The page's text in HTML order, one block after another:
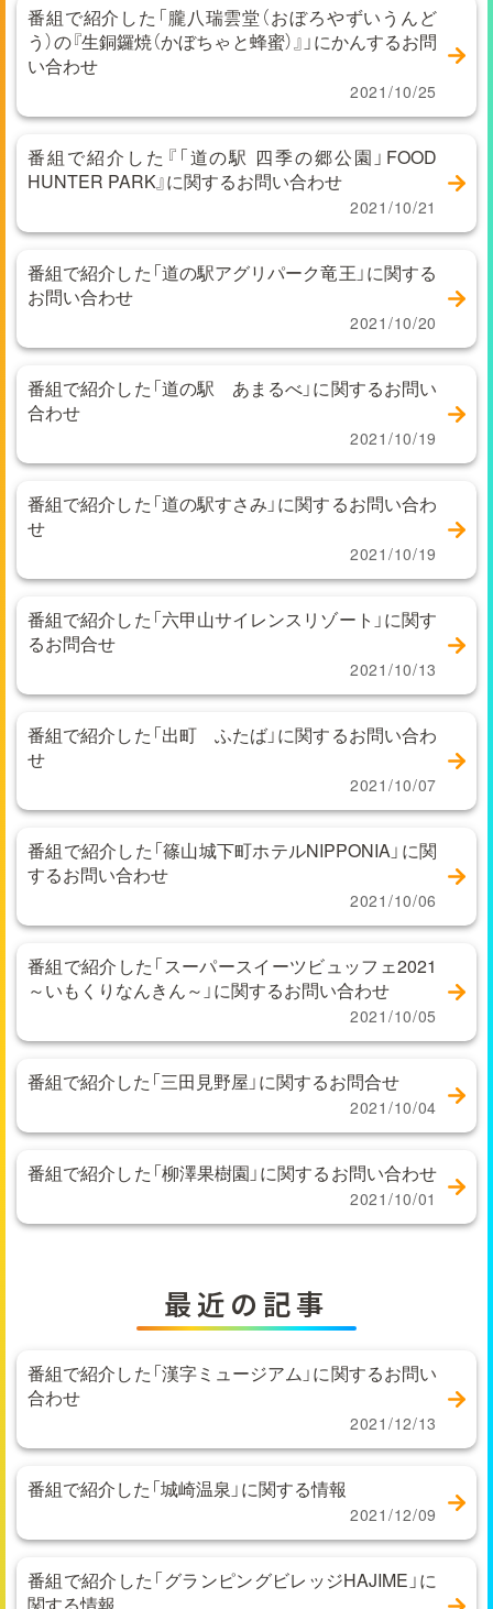
番組で紹介した「朧八瑞雲堂（おぼろやずいうんど
う）の『生銅鑼焼（かぼちゃと蜂蜜）』」にかんするお問
い合わせ
2021/10/25
番組で紹介した『「道の駅 四季の郷公園」FOOD
HUNTER PARK』に関するお問い合わせ
2021/10/21
番組で紹介した「道の駅アグリパーク竜王」に関する
お問い合わせ
2021/10/20
番組で紹介した「道の駅 あまるべ」に関するお問い
合わせ
2021/10/19
番組で紹介した「道の駅すさみ」に関するお問い合わ
せ
2021/10/19
番組で紹介した「六甲山サイレンスリゾート」に関す
るお問合せ
2021/10/13
番組で紹介した「出町 ふたば」に関するお問い合わ
せ
2021/10/07
番組で紹介した「篠山城下町ホテルNIPPONIA」に関
するお問い合わせ
2021/10/06
番組で紹介した「スーパースイーツビュッフェ2021
～いもくりなんきん～」に関するお問い合わせ
2021/10/05
番組で紹介した「三田見野屋」に関するお問合せ
2021/10/04
番組で紹介した「柳澤果樹園」に関するお問い合わせ
2021/10/01
最近の記事
番組で紹介した「漢字ミュージアム」に関するお問い
合わせ
2021/12/13
番組で紹介した「城崎温泉」に関する情報
2021/12/09
番組で紹介した「グランピングビレッジHAJIME」に